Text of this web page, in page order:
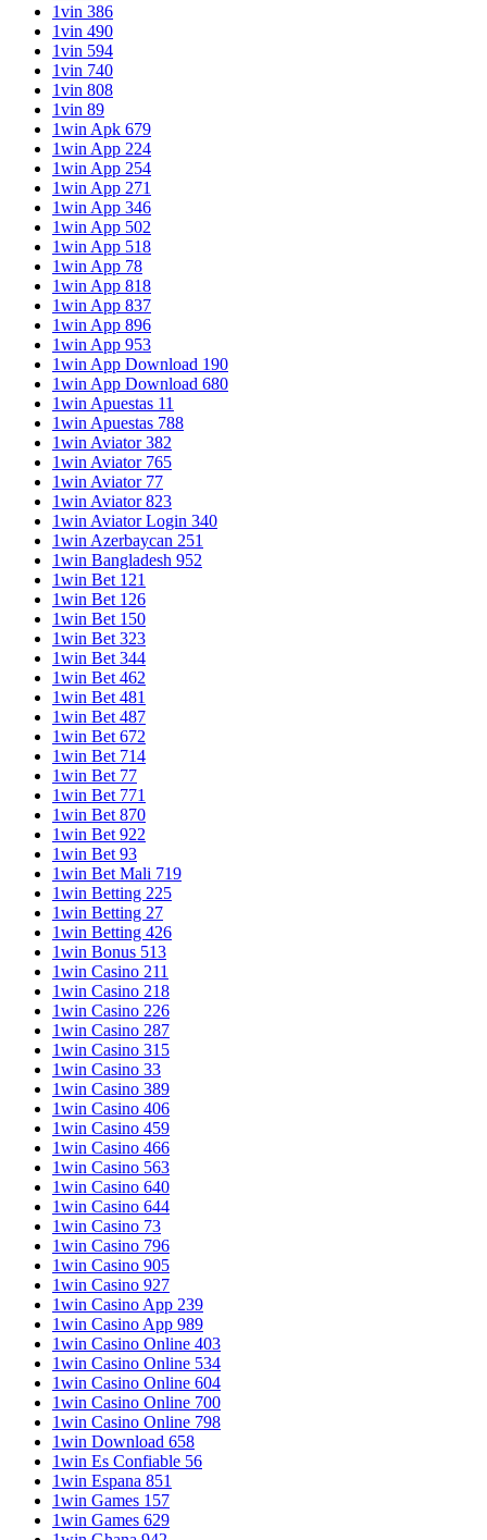
1vin 386
1vin 490
1vin 594
1vin 740
1vin 808
1vin 89
1win Apk 679
1win App 224
1win App 254
1win App 271
1win App 346
1win App 502
1win App 518
1win App 78
1win App 818
1win App 837
1win App 896
1win App 953
1win App Download 190
1win App Download 680
1win Apuestas 11
1win Apuestas 788
1win Aviator 382
1win Aviator 765
1win Aviator 77
1win Aviator 823
1win Aviator Login 340
1win Azerbaycan 251
1win Bangladesh 952
1win Bet 121
1win Bet 126
1win Bet 150
1win Bet 323
1win Bet 344
1win Bet 462
1win Bet 481
1win Bet 487
1win Bet 672
1win Bet 714
1win Bet 77
1win Bet 771
1win Bet 870
1win Bet 922
1win Bet 93
1win Bet Mali 719
1win Betting 225
1win Betting 27
1win Betting 426
1win Bonus 513
1win Casino 211
1win Casino 218
1win Casino 226
1win Casino 287
1win Casino 315
1win Casino 33
1win Casino 389
1win Casino 406
1win Casino 459
1win Casino 466
1win Casino 563
1win Casino 640
1win Casino 644
1win Casino 73
1win Casino 796
1win Casino 905
1win Casino 927
1win Casino App 239
1win Casino App 989
1win Casino Online 403
1win Casino Online 534
1win Casino Online 604
1win Casino Online 700
1win Casino Online 798
1win Download 658
1win Es Confiable 56
1win Espana 851
1win Games 157
1win Games 629